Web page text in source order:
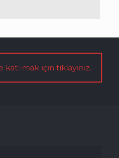
için tıklayınız.